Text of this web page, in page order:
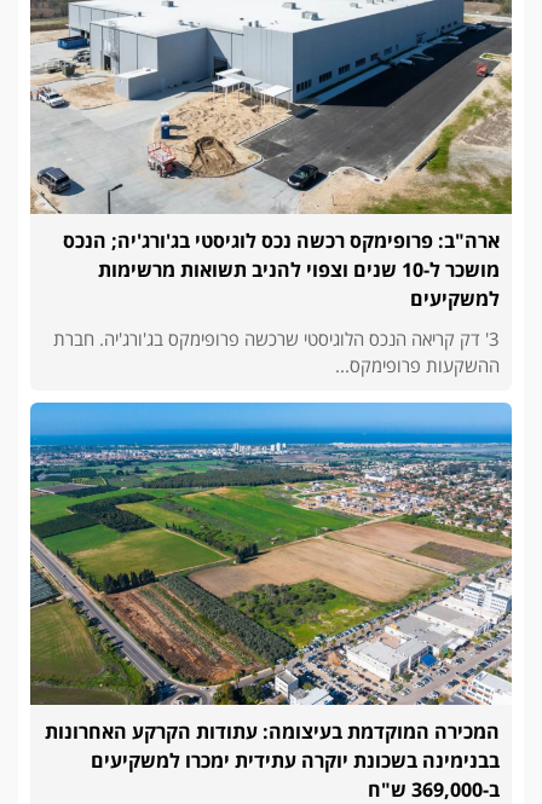
ארה"ב: פרופימקס רכשה נכס לוגיסטי בג'ורג'יה; הנכס
מושכר ל-10 שנים וצפוי להניב תשואות מרשימות
למשקיעים
3' דק קריאה הנכס הלוגיסטי שרכשה פרופימקס בג'ורג'יה. חברת
ההשקעות פרופימקס...
המכירה המוקדמת בעיצומה: עתודות הקרקע האחרונות
בבנימינה בשכונת יוקרה עתידית ימכרו למשקיעים
ב-369,000 ש"ח